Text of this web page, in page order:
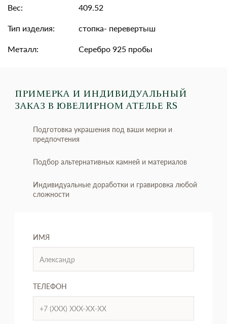
Вес:
409.52
Тип изделия:
стопка- перевертыш
Металл:
Серебро 925 пробы
ПРИМЕРКА И ИНДИВИДУАЛЬНЫЙ
ЗАКАЗ В ЮВЕЛИРНОМ АТЕЛЬЕ RS
Подготовка украшения под ваши мерки и
предпочтения
Подбор альтернативных камней и материалов
Индивидуальные доработки и гравировка любой
сложности
ИМЯ
ТЕЛЕФОН